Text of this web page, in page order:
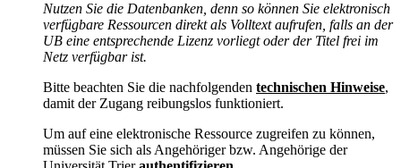
Nutzen Sie die Datenbanken, denn so können Sie elektronisch
verfügbare Ressourcen direkt als Volltext aufrufen, falls an der
UB eine entsprechende Lizenz vorliegt oder der Titel frei im
Netz verfügbar ist.
Bitte beachten Sie die nachfolgenden technischen Hinweise,
damit der Zugang reibungslos funktioniert.
Um auf eine elektronische Ressource zugreifen zu können,
müssen Sie sich als Angehöriger bzw. Angehörige der